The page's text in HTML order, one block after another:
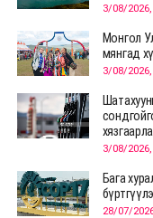
3/08/2026,
Монгол
мянгад
3/08/2026,
3/08/2026,
Бага
28/07/